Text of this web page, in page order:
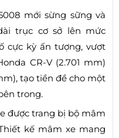
mới sừng sững và
trục cơ sở lên mức
cực kỳ ấn tượng, vượt
CR-V (2.701 mm)
tạo tiền đề cho một
trong.
được trang bị bộ mâm
kế mâm xe mang